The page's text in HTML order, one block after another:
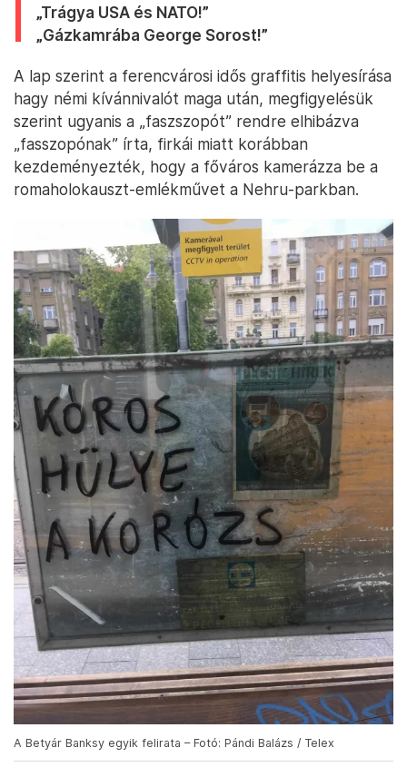
„Trágya USA és NATO!”
„Gázkamrába George Sorost!”
A lap szerint a ferencvárosi idős graffitis helyesírása
hagy némi kívánnivalót maga után, megfigyelésük
szerint ugyanis a „faszszopót” rendre elhibázva
„fasszopónak” írta, firkái miatt korábban
kezdeményezték, hogy a főváros kamerázza be a
romaholokauszt-emlékművet a Nehru-parkban.
A Betyár Banksy egyik felirata – Fotó: Pándi Balázs / Telex